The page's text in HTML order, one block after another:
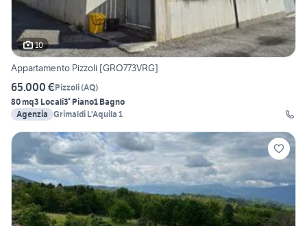
10
Appartamento Pizzoli [GRO773VRG]
65.000 €Pizzoli(AQ)
80 mq3 Locali3° Piano1 Bagno
Agenzia Grimaldi L'Aquila 1